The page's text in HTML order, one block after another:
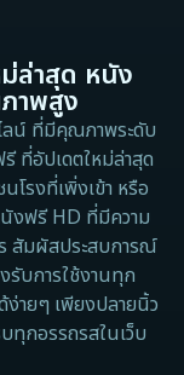
1971
ล่าสุด หนัง
าพสูง
น์ ที่มีคุณภาพระดับ
ที่อัปเดตใหม่ล่าสุด
โรงที่เพิ่งเข้า หรือ
นังฟรี HD ที่มีความ
สัมผัสประสบการณ์
รับการใช้งานทุก
ายๆ เพียงปลายนิ้ว
ทุกอรรถรสในเว็บ